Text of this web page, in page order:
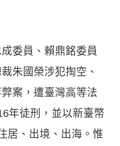
委員、賴鼎銘委員
朱國榮涉犯掏空、
案，遭臺灣高等法
年徒刑，並以新臺幣
居、出境、出海。惟